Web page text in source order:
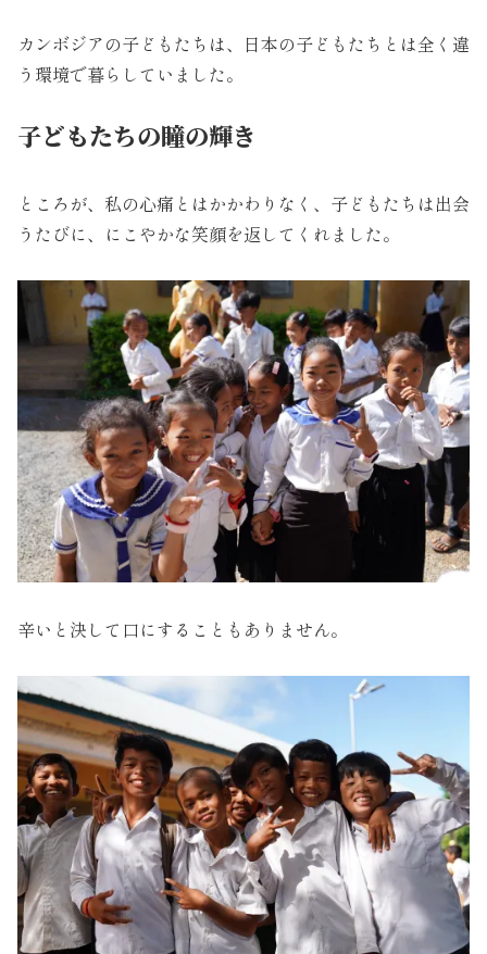
カンボジアの子どもたちは、日本の子どもたちとは全く違
う環境で暮らしていました。
子どもたちの瞳の輝き
ところが、私の心痛とはかかわりなく、子どもたちは出会
うたびに、にこやかな笑顔を返してくれました。
辛いと決して口にすることもありません。